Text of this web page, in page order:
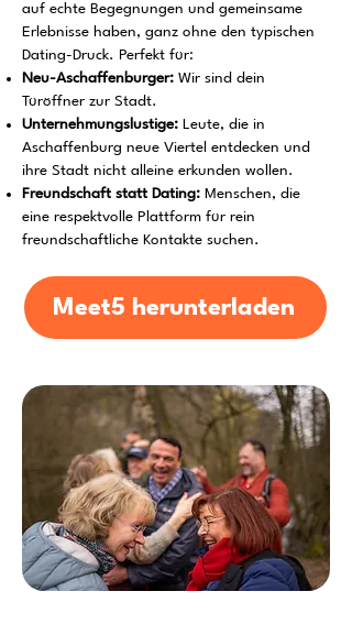
auf echte Begegnungen und gemeinsame
Erlebnisse haben, ganz ohne den typischen
Dating-Druck. Perfekt für:
Neu-Aschaffenburger: Wir sind dein
Türöffner zur Stadt.
Unternehmungslustige: Leute, die in
Aschaffenburg neue Viertel entdecken und
ihre Stadt nicht alleine erkunden wollen.
Freundschaft statt Dating: Menschen, die
eine respektvolle Plattform für rein
freundschaftliche Kontakte suchen.
Meet5 herunterladen